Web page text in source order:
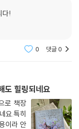
다!
0 댓글0
도 힐링되네요
로 책장
요.특히
이라 안